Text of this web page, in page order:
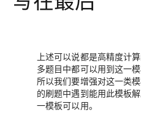
上述可以说都是高精度计
多题目中都可以用到这一
所以我们要增强对这一类
的刷题中遇到能用此模板
一模板可以用。